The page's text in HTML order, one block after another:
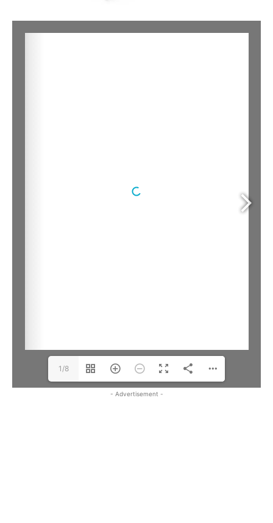
1/8
- Advertisement -